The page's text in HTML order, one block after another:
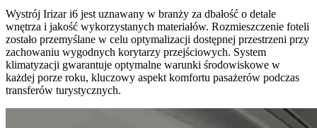
Wystrój Irizar i6 jest uznawany w branży za dbałość o detale
wnętrza i jakość wykorzystanych materiałów. Rozmieszczenie foteli
zostało przemyślane w celu optymalizacji dostępnej przestrzeni przy
zachowaniu wygodnych korytarzy przejściowych. System
klimatyzacji gwarantuje optymalne warunki środowiskowe w
każdej porze roku, kluczowy aspekt komfortu pasażerów podczas
transferów turystycznych.